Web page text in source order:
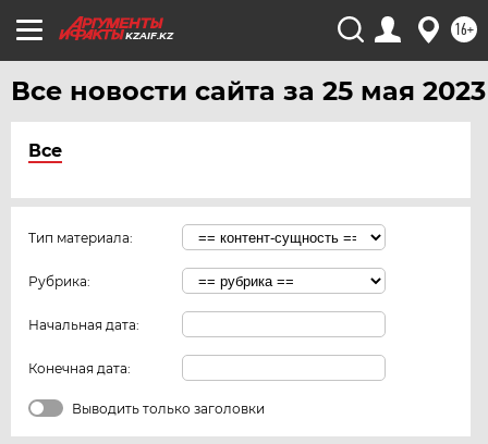
KZAIF.KZ 16+
Все новости сайта за 25 мая 2023
Все
Тип материала:
Рубрика:
Начальная дата:
Конечная дата:
Выводить только заголовки